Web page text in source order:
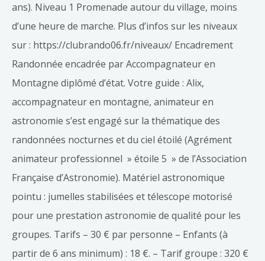
ans). Niveau 1 Promenade autour du village, moins
d’une heure de marche. Plus d’infos sur les niveaux
sur : https://clubrando06.fr/niveaux/ Encadrement
Randonnée encadrée par Accompagnateur en
Montagne diplômé d’état. Votre guide : Alix,
accompagnateur en montagne, animateur en
astronomie s’est engagé sur la thématique des
randonnées nocturnes et du ciel étoilé (Agrément
animateur professionnel » étoile 5 » de l’Association
Française d’Astronomie). Matériel astronomique
pointu : jumelles stabilisées et télescope motorisé
pour une prestation astronomie de qualité pour les
groupes. Tarifs – 30 € par personne – Enfants (à
partir de 6 ans minimum) : 18 €. – Tarif groupe : 320 €